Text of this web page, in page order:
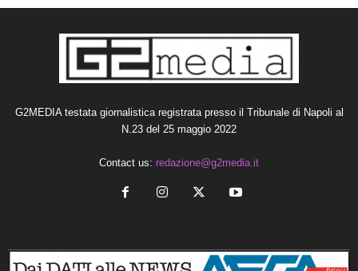
G2MEDIA testata giornalistica registrata presso il Tribunale di Napoli al
N.23 del 25 maggio 2022
Contact us: redazione@g2media.it